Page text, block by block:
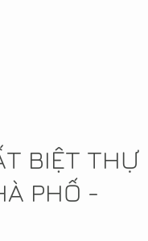
BIỆT THỰ
PHỐ -